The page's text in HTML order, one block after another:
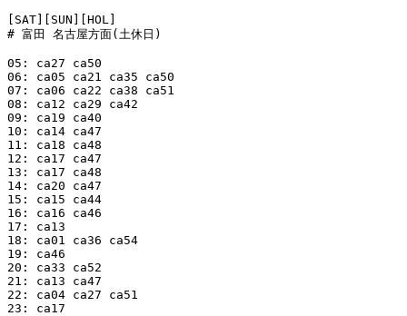
[SAT][SUN][HOL]
# 富田 名古屋方面(土休日)
05: ca27 ca50
06: ca05 ca21 ca35 ca50
07: ca06 ca22 ca38 ca51
08: ca12 ca29 ca42
09: ca19 ca40
10: ca14 ca47
11: ca18 ca48
12: ca17 ca47
13: ca17 ca48
14: ca20 ca47
15: ca15 ca44
16: ca16 ca46
17: ca13
18: ca01 ca36 ca54
19: ca46
20: ca33 ca52
21: ca13 ca47
22: ca04 ca27 ca51
23: ca17